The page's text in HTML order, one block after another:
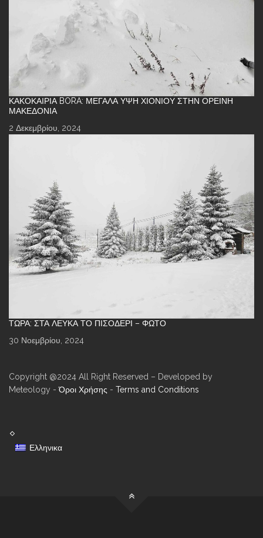
ΚΑΚΟΚΑΙΡΊΑ BORA: ΜΕΓΆΛΑ ΎΨΗ ΧΙΟΝΙΟΎ ΣΤΗΝ ΟΡΕΙΝΉ
ΜΑΚΕΔΟΝΊΑ
2 Δεκεμβρίου, 2024
ΤΏΡΑ: ΣΤΑ ΛΕΥΚΆ ΤΟ ΠΙΣΟΔΈΡΙ – ΦΩΤΌ
30 Νοεμβρίου, 2024
Copyright @2024 All Right Reserved – Developed by
Meteology -Όροι Χρήσης - Terms and Conditions
Ελληνικα